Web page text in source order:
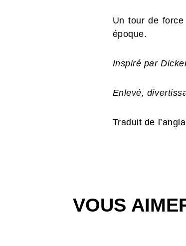
Un tour de force
époque.
Inspiré par
Enlevé,
Traduit de
VOUS